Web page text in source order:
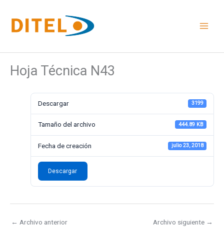
contenido
Hoja Técnica N43
Descargar 3199
Tamaño del archivo 444.89 KB
Fecha de creación julio 23, 2018
Descargar
← Archivo anterior Archivo siguiente →